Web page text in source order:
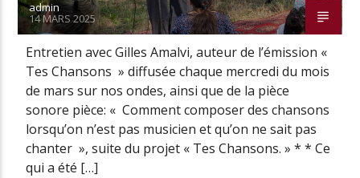
admin
14 MARS 2025
Entretien avec Gilles Amalvi, auteur de l’émission «
Tes Chansons » diffusée chaque mercredi du mois
de mars sur nos ondes, ainsi que de la pièce
sonore pièce: « Comment composer des chansons
lorsqu’on n’est pas musicien et qu’on ne sait pas
chanter », suite du projet « Tes Chansons. » * * Ce
qui a été […]